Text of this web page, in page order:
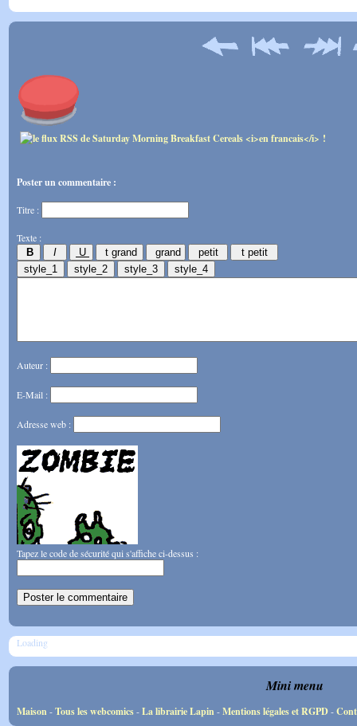
Poster un commentaire :
Titre :
Texte :
Auteur :
E-Mail :
Adresse web :
Tapez le code de sécurité qui s'affiche ci-dessus :
Loading
Mini menu
Maison-Tous les webcomics-La librairie Lapin-Mentions légales et RGPD-